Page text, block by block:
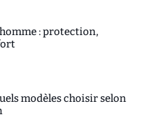
: protection,
modèles choisir selon